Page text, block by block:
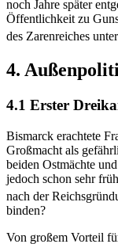
noch Jahre später
Öffentlichkeit zu
des Zarenreiches
4.
4.1 Erster
Bismarck erachtete
Großmacht als
beiden Ostmächte
jedoch schon sehr
nach der
binden?
Von großem Vorteil